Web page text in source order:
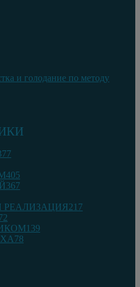
и голодание по методу
405
367
РЕАЛИЗАЦИЯ217
139
78